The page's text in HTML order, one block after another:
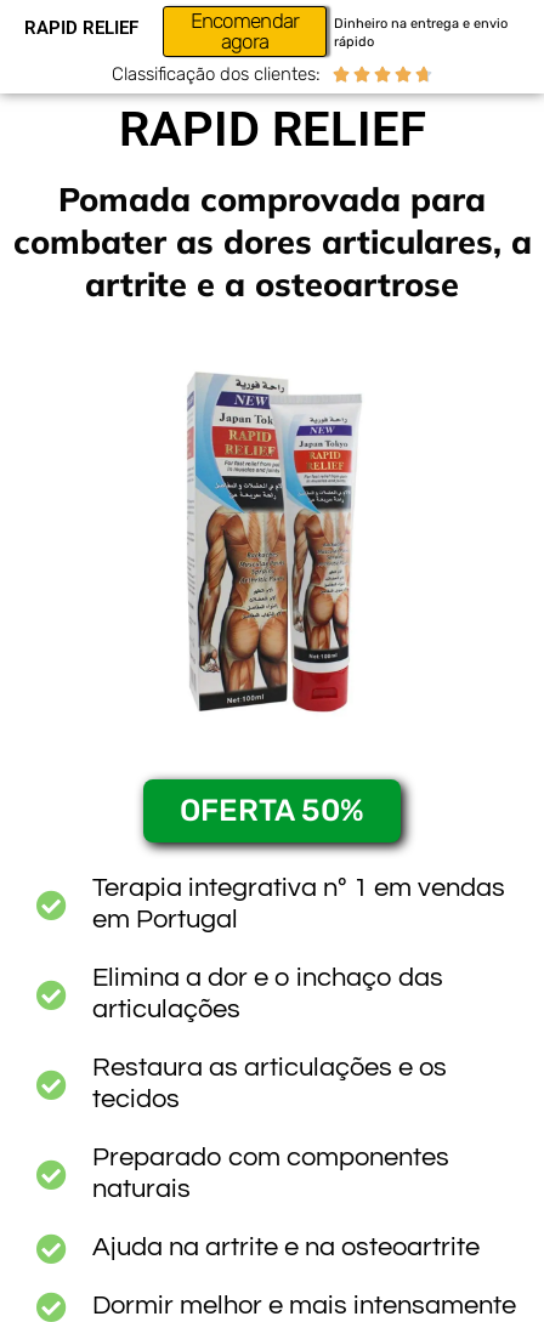
RAPID RELIEF
Encomendar
agora
Dinheiro na entrega e envio
rápido
Classificação dos clientes:     
RAPID RELIEF
Pomada comprovada para
combater as dores articulares, a
artrite e a osteoartrose
OFERTA 50%
Terapia integrativa nº 1 em vendas
em Portugal
Elimina a dor e o inchaço das
articulações
Restaura as articulações e os
tecidos
Preparado com componentes
naturais
Ajuda na artrite e na osteoartrite
Dormir melhor e mais intensamente